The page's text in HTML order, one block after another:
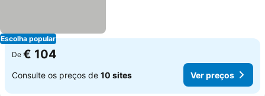
Escolha popular
De € 104
Consulte os preços de 10 sites Ver preços